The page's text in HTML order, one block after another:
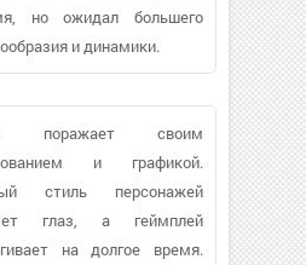
но ожидал большего
и динамики.
поражает своим
и графикой.
стиль персонажей
глаз, а геймплей
на долгое время.